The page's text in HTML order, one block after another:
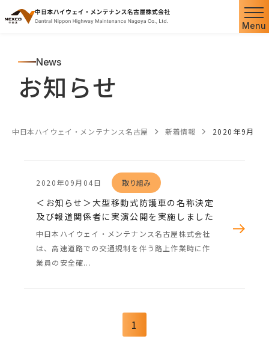
Menu
News
お知らせ
中日本ハイウェイ・メンテナンス名古屋 新着情報 2020年9月
2020年09月04日 取り組み
＜お知らせ＞大型移動式防護車の名称決定
及び報道関係者に実演公開を実施しました
中日本ハイウェイ・メンテナンス名古屋株式会社
は、高速道路での交通規制を伴う路上作業時に作
業員の安全確...
1